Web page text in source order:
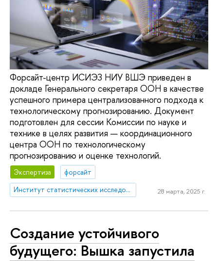
Форсайт-центр ИСИЭЗ НИУ ВШЭ приведен в
докладе Генерального секретаря ООН в качестве
успешного примера централизованного подхода к
технологическому прогнозированию. Документ
подготовлен для сессии Комиссии по науке и
технике в целях развития — координационного
центра ООН по технологическому
прогнозированию и оценке технологий.
Экспертиза
форсайт
Институт статистических исследований и экономики знаний
28 марта, 2025 г.
Создание устойчивого
будущего: Вышка запустила